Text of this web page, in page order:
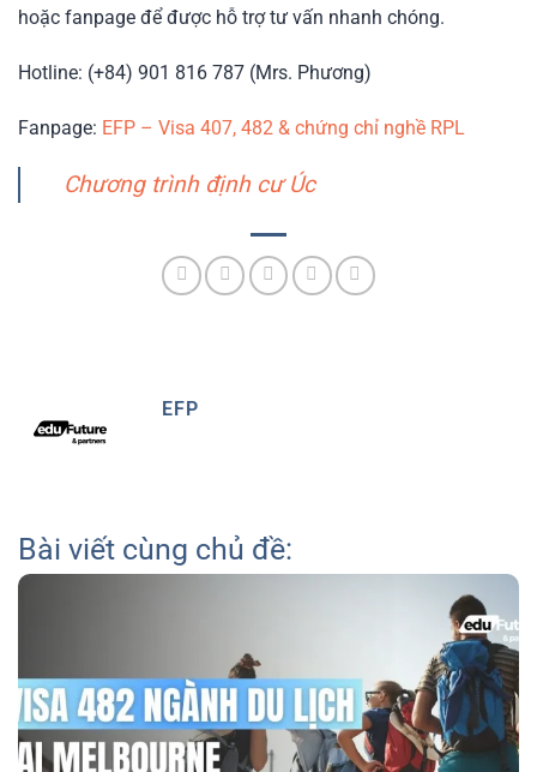
hoặc fanpage để được hỗ trợ tư vấn nhanh chóng.
Hotline: (+84) 901 816 787 (Mrs. Phương)
Fanpage: EFP – Visa 407, 482 & chứng chỉ nghề RPL
Chương trình định cư Úc
EFP
Bài viết cùng chủ đề: